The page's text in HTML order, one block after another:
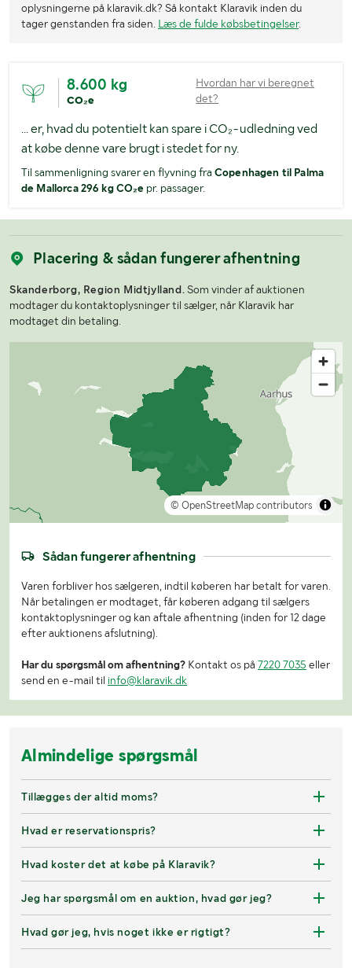
oplysningerne på klaravik.dk? Så kontakt Klaravik inden du
tager genstanden fra siden. Læs de fulde købsbetingelser.
8.600 kg
CO₂e
Hvordan har vi beregnet
det?
... er, hvad du potentielt kan spare i CO₂-udledning ved
at købe denne vare brugt i stedet for ny.
Til sammenligning svarer en flyvning fra Copenhagen til Palma
de Mallorca 296 kg CO₂e pr. passager.
Placering & sådan fungerer afhentning
Skanderborg, Region Midtjylland. Som vinder af auktionen
modtager du kontaktoplysninger til sælger, når Klaravik har
modtaget din betaling.
© OpenStreetMap contributors
Sådan fungerer afhentning
Varen forbliver hos sælgeren, indtil køberen har betalt for varen.
Når betalingen er modtaget, får køberen adgang til sælgers
kontaktoplysninger og kan aftale afhentning (inden for 12 dage
efter auktionens afslutning).
Har du spørgsmål om afhentning? Kontakt os på 7220 7035 eller
send en e-mail til info@klaravik.dk
Almindelige spørgsmål
Tillægges der altid moms?
Hvad er reservationspris?
Hvad koster det at købe på Klaravik?
Jeg har spørgsmål om en auktion, hvad gør jeg?
Hvad gør jeg, hvis noget ikke er rigtigt?